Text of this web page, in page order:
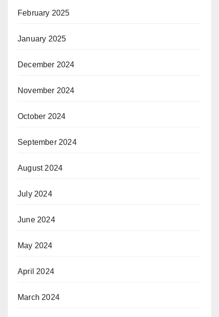
February 2025
January 2025
December 2024
November 2024
October 2024
September 2024
August 2024
July 2024
June 2024
May 2024
April 2024
March 2024